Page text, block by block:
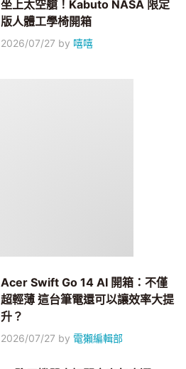
坐上太空艙！Kabuto NASA 限定
版人體工學椅開箱
2026/07/27 by 嘻嘻
Acer Swift Go 14 AI 開箱：不僅
超輕薄 這台筆電還可以讓效率大提
升？
2026/07/27 by 電獺編輯部